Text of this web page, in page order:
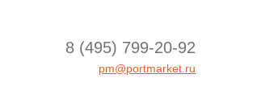
8 (495) 799-20-92
pm@portmarket.ru